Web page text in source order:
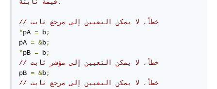
قيمة ثابتة.
// خطأ، لا يمكن التعيين إلى مرجع ثابت
*pA = b;
pA = &b;
*pB = b;
// خطأ، لا يمكن التعيين إلى مؤشر ثابت
pB = &b;
// خطأ، لا يمكن التعيين إلى مرجع ثابت